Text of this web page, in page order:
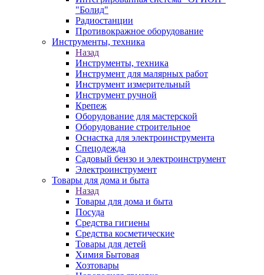
"Болид"
Радиостанции
Противокражное оборудование
Инструменты, техника
Назад
Инструменты, техника
Инструмент для малярных работ
Инструмент измерительный
Инструмент ручной
Крепеж
Оборудование для мастерской
Оборудование строительное
Оснастка для электроинструмента
Спецодежда
Садовый бензо и электроинструмент
Электроинструмент
Товары для дома и быта
Назад
Товары для дома и быта
Посуда
Средства гигиены
Средства косметические
Товары для детей
Химия Бытовая
Хозтовары